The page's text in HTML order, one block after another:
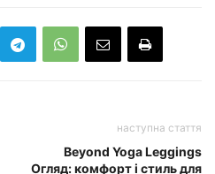
наступна стаття
Beyond Yoga Leggings
Огляд: комфорт і стиль для